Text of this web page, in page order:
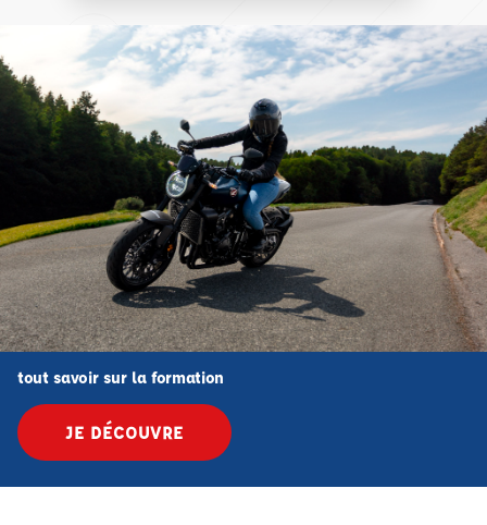
tout savoir sur la formation
JE DÉCOUVRE